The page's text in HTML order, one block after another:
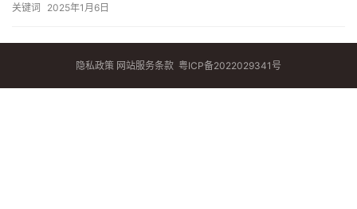
关键词 2025年1月6日
隐私政策 网站服务条款 粤ICP备2022029341号